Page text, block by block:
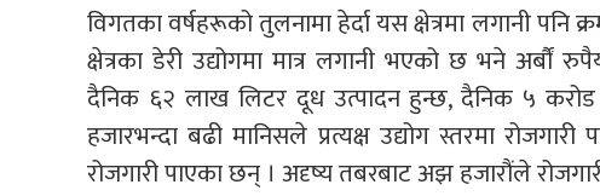
विगतका वर्षहरूको तुलनामा हेर्दा यस क्षेत्रमा लगानी पनि
क्षेत्रका डेरी उद्योगमा मात्र लगानी भएको छ भने अर्बौं
दैनिक ६२ लाख लिटर दूध उत्पादन हुन्छ, दैनिक ५
हजारभन्दा बढी मानिसले प्रत्यक्ष उद्योग स्तरमा
रोजगारी पाएका छन् । अदृष्य तबरबाट अझ हजारौंले